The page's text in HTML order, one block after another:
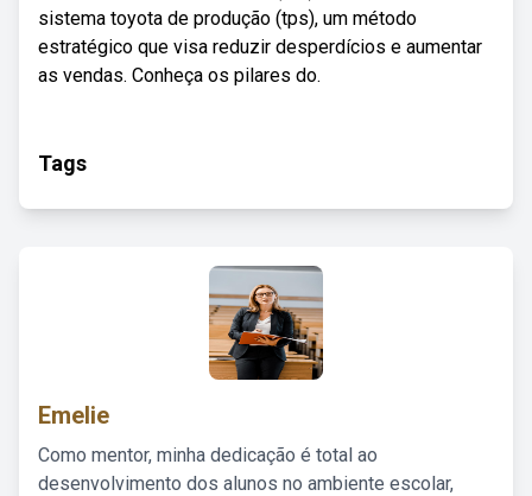
sistema toyota de produção (tps), um método
estratégico que visa reduzir desperdícios e aumentar
as vendas. Conheça os pilares do.
Tags
Emelie
Como mentor, minha dedicação é total ao
desenvolvimento dos alunos no ambiente escolar,